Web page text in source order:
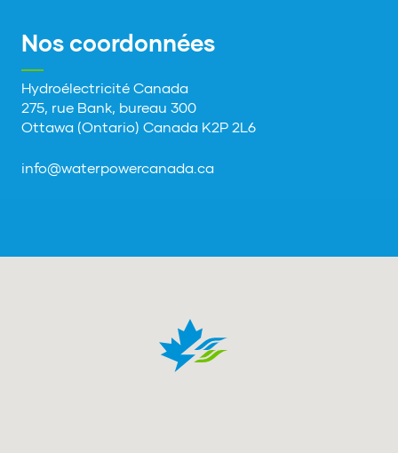
Nos coordonnées
Hydroélectricité Canada
275, rue Bank, bureau 300
Ottawa (Ontario) Canada K2P 2L6
info@waterpowercanada.ca